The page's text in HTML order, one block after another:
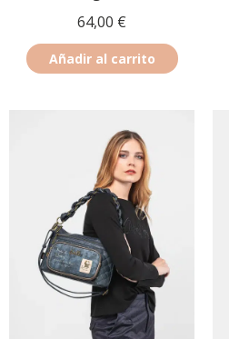
64,00 €
Añadir al carrito